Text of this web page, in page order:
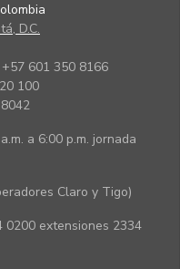
D.C.
601 350 8166
100
a 6:00 p.m. jornada
Claro y Tigo)
0200 extensiones 2334